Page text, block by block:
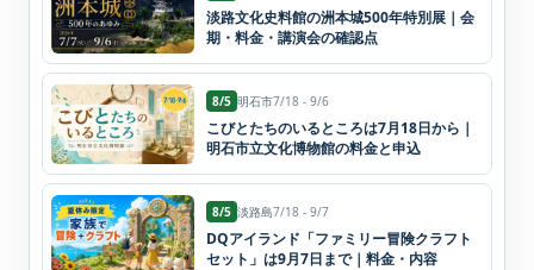
淡路文化史料館の洲本城500年特別展｜会
期・料金・講演会の確認点
8/5 明石市7/18 - 9/6
こびとたちのいるところは7月18日から｜
明石市立文化博物館の料金と申込
8/5 淡路島7/18 - 9/7
DQアイランド「ファミリー冒険クラフト
セット」は9月7日まで｜料金・内容